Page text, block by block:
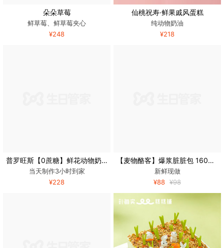
朵朵草莓
鲜草莓、鲜草莓夹心
¥248
仙桃祝寿·鲜果戚风蛋糕
纯动物奶油
¥218
普罗旺斯【0蔗糖】鲜花动物奶油生日蛋糕(口味5选1)
当天制作3小时到家
¥228
【麦物酪客】爆浆脏脏包 160g*3盒
新鲜现做
¥88 ¥98